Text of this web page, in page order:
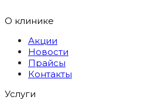
О клинике
Акции
Новости
Прайсы
Контакты
Услуги